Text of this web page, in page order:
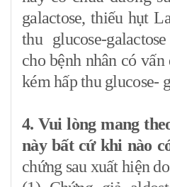
galactose, thiếu hụt
thu glucose-
cho bệnh nhân có
kém hấp thu glucose-
4. Vui lòng mang
này bất cứ khi nào
chứng sau xuất hiện